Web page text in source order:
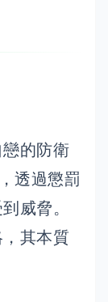
的防衛
透過懲罰
威脅。
其本質